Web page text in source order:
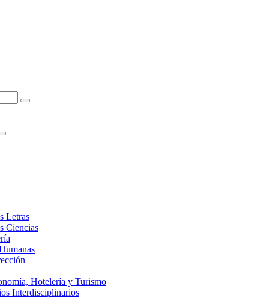
Letras
Ciencias
Hotelería y Turismo
Interdisciplinarios